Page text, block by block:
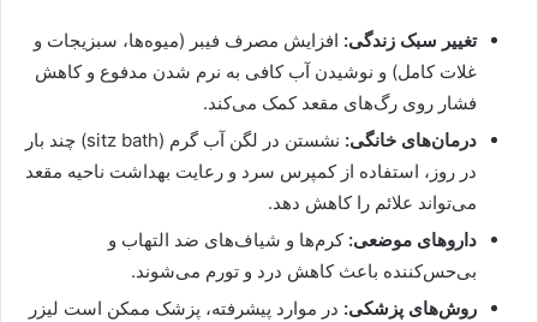
تغییر سبک زندگی: افزایش مصرف فیبر (میوه‌ها، سبزیجات و
غلات کامل) و نوشیدن آب کافی به نرم شدن مدفوع و کاهش
فشار روی رگ‌های مقعد کمک می‌کند.
درمان‌های خانگی:
نشستن در لگن آب گرم (sitz bath) چند بار
در روز، استفاده از کمپرس سرد و رعایت بهداشت ناحیه مقعد
می‌تواند علائم را کاهش دهد.
داروهای موضعی: کرم‌ها و شیاف‌های ضد التهاب و
بی‌حس‌کننده باعث کاهش درد و تورم می‌شوند.
روش‌های پزشکی: در موارد پیشرفته، پزشک ممکن است لیزر